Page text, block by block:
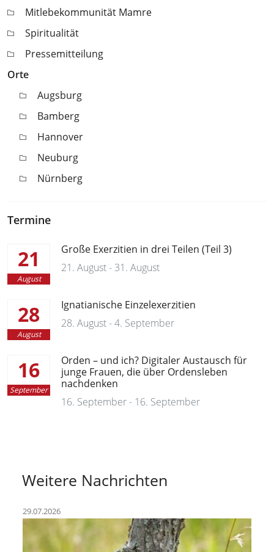
Mitlebekommunität Mamre
Spiritualität
Pressemitteilung
Orte
Augsburg
Bamberg
Hannover
Neuburg
Nürnberg
Termine
21
August
Große Exerzitien in drei Teilen (Teil 3)
21. August - 31. August
28
August
Ignatianische Einzelexerzitien
28. August - 4. September
16
September
Orden – und ich? Digitaler Austausch für
junge Frauen, die über Ordensleben
nachdenken
16. September - 16. September
Weitere Nachrichten
29.07.2026